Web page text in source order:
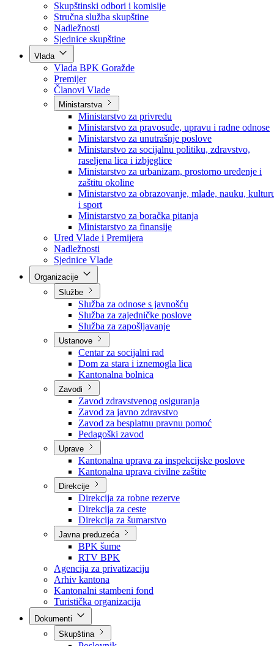
Poslanici po strankama
Poslanici po klubovima naroda
Kolegij skupštine
Skupštinski odbori i komisije
Stručna služba skupštine
Nadležnosti
Sjednice skupštine
Vlada
Vlada BPK Goražde
Premijer
Članovi Vlade
Ministarstva
Ministarstvo za privredu
Ministarstvo za pravosuđe, upravu i radne odnose
Ministarstvo za unutrašnje poslove
Ministarstvo za socijalnu politiku, zdravstvo,
raseljena lica i izbjeglice
Ministarstvo za urbanizam, prostorno uređenje i
zaštitu okoline
Ministarstvo za obrazovanje, mlade, nauku,
i sport
Ministarstvo za boračka pitanja
Ministarstvo za finansije
Ured Vlade i Premijera
Nadležnosti
Sjednice Vlade
Službe
Služba za odnose s javnošću
Služba za zajedničke poslove
Služba za zapošljavanje
Ustanove
Centar za socijalni rad
Dom za stara i iznemogla lica
Kantonalna bolnica
Zavodi
Zavod zdravstvenog osiguranja
Zavod za javno zdravstvo
Zavod za besplatnu pravnu pomoć
Pedagoški zavod
Uprave
Kantonalna uprava za inspekcijske poslove
Kantonalna uprava civilne zaštite
Direkcije
Direkcija za robne rezerve
Direkcija za ceste
Direkcija za šumarstvo
Javna preduzeća
BPK šume
RTV BPK
Agencija za privatizaciju
Arhiv kantona
Kantonalni stambeni fond
Turistička organizacija